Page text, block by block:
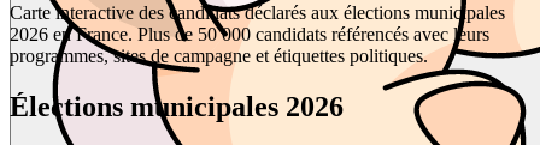
Carte interactive des candidats déclarés aux élections municipales
2026 en France. Plus de 50 000 candidats référencés avec leurs
programmes, sites de campagne et étiquettes politiques.
Élections municipales 2026